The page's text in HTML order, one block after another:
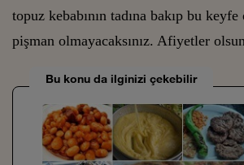
topuz kebabının tadına bakıp bu
pişman olmayacaksınız. Afiyetler
Bu konu da ilginizi çekebilir